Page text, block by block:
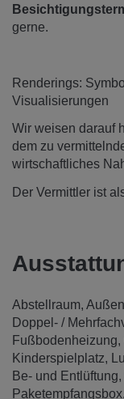
gerne.
Renderings:
Visualisierungen
Wir weisen darauf
dem zu
wirtschaftliches
Der Vermittler ist
Abstellraum
Doppel- /
Fußbodenheizung
Kinderspielplatz
Be- und Entlüftung
Paketempfangsbox